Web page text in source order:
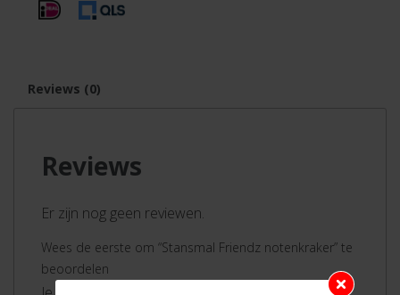
Reviews (0)
Reviews
Er zijn nog geen reviewen.
Wees de eerste om “Stansmal Friendz notenkraker” te
beoordelen